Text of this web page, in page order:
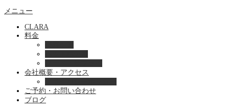
メニュー
CLARA
料金
会社概要・アクセス
ご予約・お問い合わせ
ブログ